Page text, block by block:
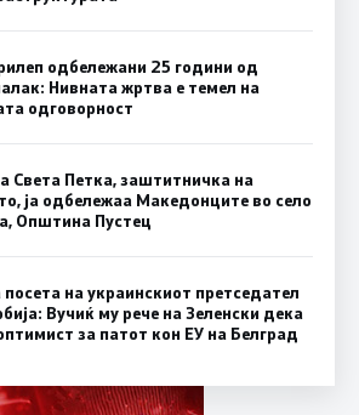
одбележани 25 години од
Нивната жртва е темел на
одговорност
Света Петка, заштитничка на
ја одбележаа Македонците во село
Општина Пустец
посета на украинскиот претседател
Вучиќ му рече на Зеленски дека
за патот кон ЕУ на Белград